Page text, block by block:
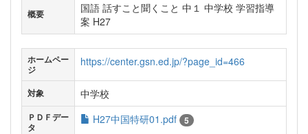
概要
国語 話すこと聞くこと 中１ 中学校 学習指導
案 H27
ホームペー
ジ
https://center.gsn.ed.jp/?page_id=466
対象 中学校
ＰＤＦデー
タ
H27中国特研01.pdf 5